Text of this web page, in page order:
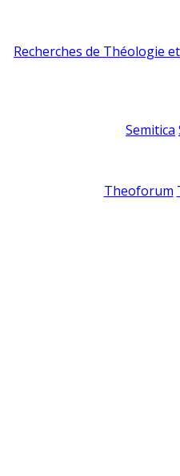
Recherches de Théologie
Semitica
Theoforum